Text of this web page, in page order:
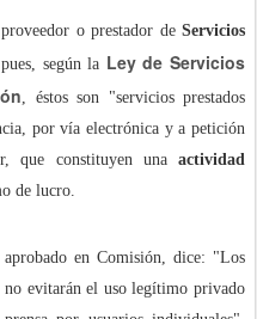
o prestador de Servicios
según la Ley de Servicios
, éstos son "servicios prestados
por vía electrónica y a petición
que constituyen unaactividad
de lucro.
en Comisión, dice: "Los
no evitarán el uso legítimo privado